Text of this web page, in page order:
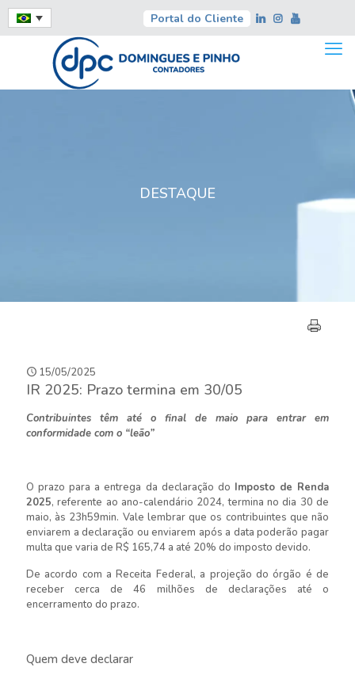
Portal do Cliente
DESTAQUE
15/05/2025
IR 2025: Prazo termina em 30/05
Contribuintes têm até o final de maio para entrar em
conformidade com o “leão”
O prazo para a entrega da declaração do Imposto de Renda
2025, referente ao ano-calendário 2024, termina no dia 30 de
maio, às 23h59min. Vale lembrar que os contribuintes que não
enviarem a declaração ou enviarem após a data poderão pagar
multa que varia de R$ 165,74 a até 20% do imposto devido.
De acordo com a Receita Federal, a projeção do órgão é de
receber cerca de 46 milhões de declarações até o
encerramento do prazo.
Quem deve declarar